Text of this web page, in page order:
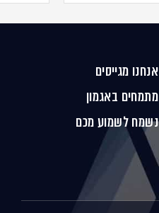
אנחנו מגייסים
מתמחים באגמון
נשמח לשמוע מכם